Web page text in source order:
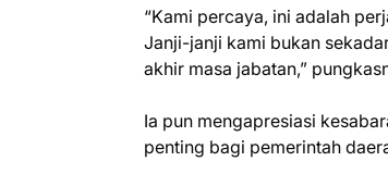
“Kami percaya, ini adalah
Janji-janji kami bukan
akhir masa jabatan,”
Ia pun mengapresiasi
penting bagi pemerintah